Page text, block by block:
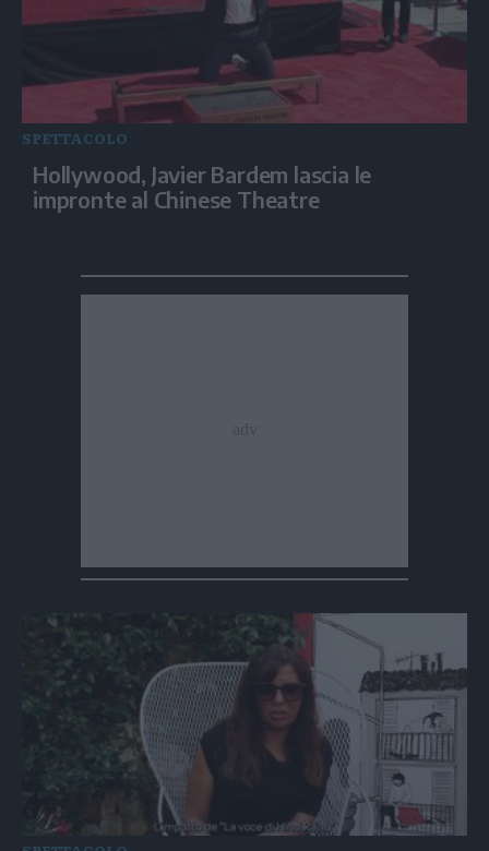
SPETTACOLO
Hollywood, Javier Bardem lascia le
impronte al Chinese Theatre